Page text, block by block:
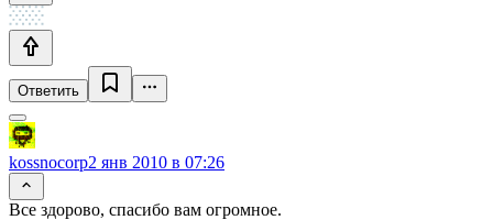
Ответить
kossnocorp2 янв 2010 в 07:26
Все здорово, спасибо вам огромное.